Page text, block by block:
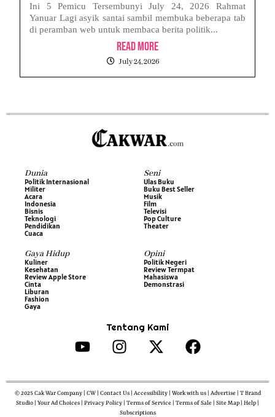
Ini 5 Pemicu Tersembunyi July 24, 2026 Rahmat
Yanuar Lagi asyik santai sambil membuka beberapa tab
di peramban web untuk membaca berita politik...
Read More
July 24, 2026
Dunia
Politik Internasional
Militer
Acara
Indonesia
Bisnis
Teknologi
Pendidikan
Cuaca
Seni
Ulas Buku
Buku Best Seller
Musik
Film
Televisi
Pop Culture
Theater
Gaya Hidup
Kuliner
Kesehatan
Review Apple Store
Cinta
Liburan
Fashion
Gaya
Opini
Politik Negeri
Review Termpat
Mahasiswa
Demonstrasi
Tentang Kami
© 2025 Cak War Company | CW | Contact Us | Accessibility | Work with us | Advertise | T Brand
Studio | Your Ad Choices | Privacy Policy | Terms of Service | Terms of Sale | Site Map | Help |
Subscriptions